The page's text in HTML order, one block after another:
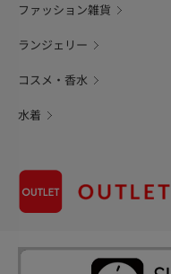
ファッション雑貨
ランジェリー
コスメ・香水
水着